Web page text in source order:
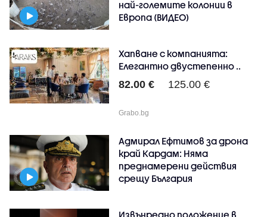
най-големите колонии в
Европа (ВИДЕО)
Хапване с компанията:
Елегантно двустепенно ..
82.00 € 125.00 €
Grabo.bg
Адмирал Ефтимов за дрона
край Кардам: Няма
преднамерени действия
срещу България
Извънредно положение в